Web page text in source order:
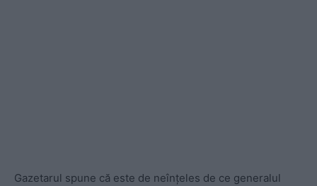
Gazetarul spune că este de neînțeles de ce generalul